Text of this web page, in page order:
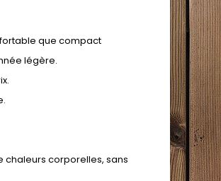
que compact
légère.
chaleurs corporelles, sans